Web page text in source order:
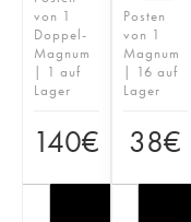
von 1
Doppel-
Magnum
| 1 auf
Lager
140€
Posten
von 1
Magnum
| 16 auf
Lager
38€